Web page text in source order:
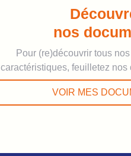
nos
Pour (re)découvrir tous
caractéristiques, feuilletez nos
VOIR MES